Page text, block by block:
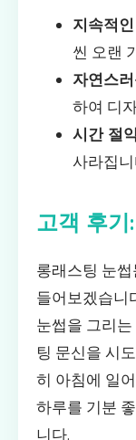
지속적
씬 오랜
자연스
하여 디
시간 절
사라집
고객 후
롱래스팅 눈
들어보겠습니
눈썹을 그리
팅 문신을 시
히 아침에 일
하루를 기분
니다.